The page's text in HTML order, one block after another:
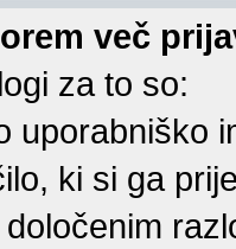
več
za to so:
uporabniško
ki si ga